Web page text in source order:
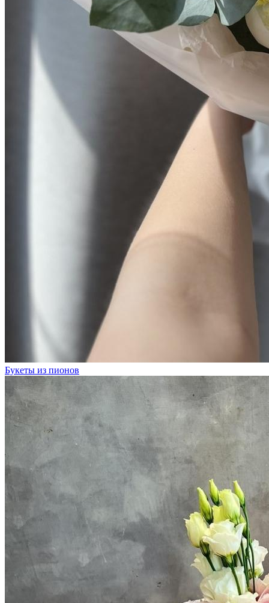
Букеты из пионов